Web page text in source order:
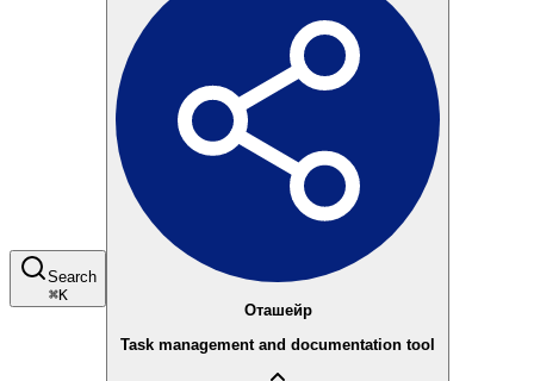
Search
⌘K
Оташейр
Task management and documentation tool